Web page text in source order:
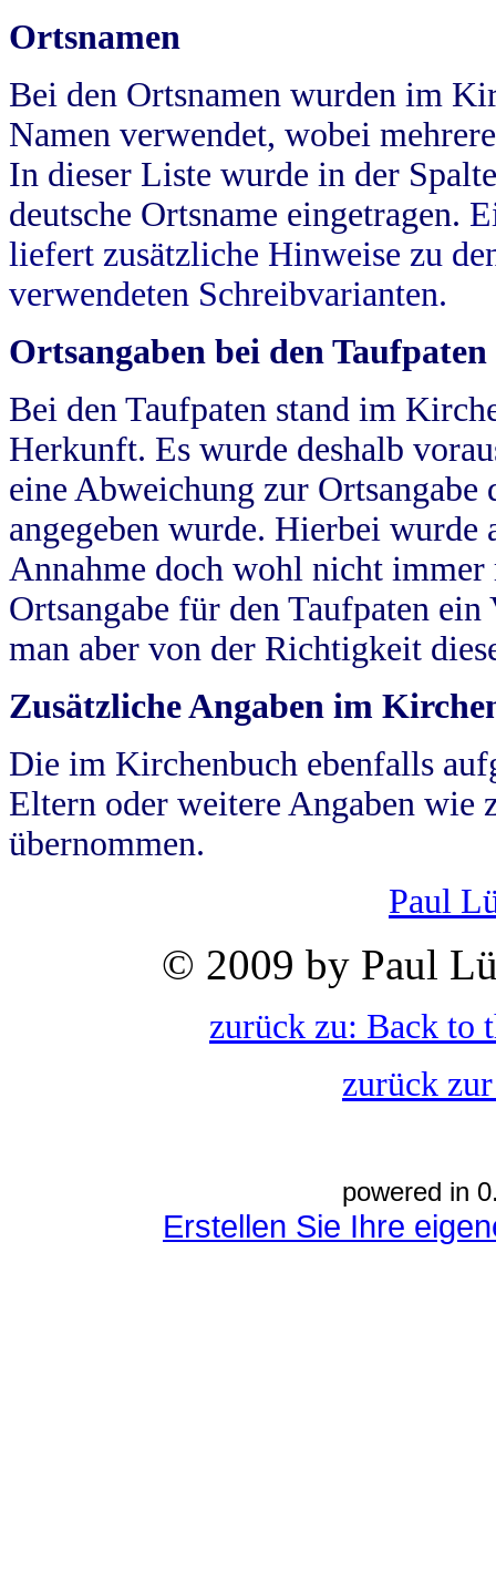
Ortsnamen
Bei den Ortsnamen wurden im
Namen verwendet, wobei
In dieser Liste wurde in der
deutsche Ortsname eingetragen.
liefert zusätzliche Hinweise zu
verwendeten Schreibvarianten.
Ortsangaben bei den Taufpaten
Bei den Taufpaten stand im
Herkunft. Es wurde deshalb
eine Abweichung zur
angegeben wurde. Hierbei wurde
Annahme doch wohl nicht
Ortsangabe für den Taufpaten
man aber von der Richtigkeit
Zusätzliche Angaben im
Die im Kirchenbuch ebenfalls
Eltern oder weitere Angaben wie
übernommen.
Paul
© 2009 by Paul
zurück zu: Back to
zurück
powered in
Erstellen Sie Ihre